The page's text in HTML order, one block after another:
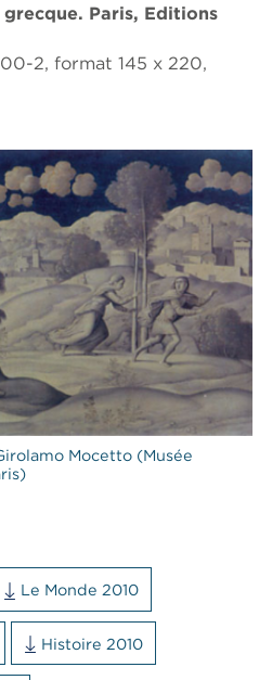
grecque. Paris, Editions
2, format 145 x 220,
Mocetto (Musée
Le Monde 2010
Histoire 2010